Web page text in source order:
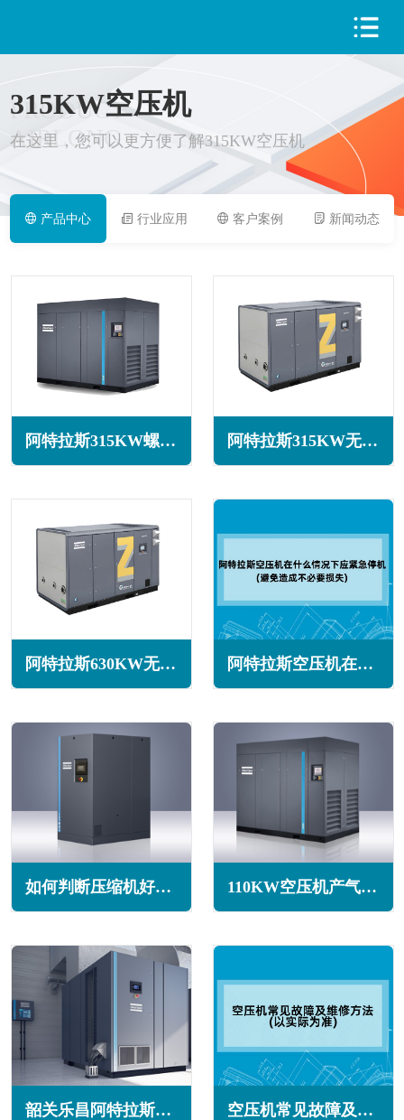
PRODUCT
AIRLONG
315KW空压机
在这里，您可以更方便了解315KW空压机
产品中心 行业应用 客户案例 新闻动态
阿特拉斯315KW螺杆空压机G315系列 阿特拉斯315KW无油旋齿空压机ZR315系列
阿特拉斯630KW无油旋齿空压机ZR630系列 阿特拉斯空压机在什么情况下需要紧急停机(避免造成不必要损失)
如何判断压缩机好坏的实用技巧(测量方法与更换步骤) 110KW空压机产气量(110KW螺杆空压机能达到几个压力)
韶关乐昌阿特拉斯空压机维修保养售后服务电话 空压机常见故障及维修方法(以实际为准)